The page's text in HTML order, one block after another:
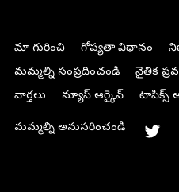
మా గురించి గోప్యతా విధానం
మమ్మల్ని సంప్రదించండి
నైతిక
వార్తలు
న్యూస్ ఆర్కైవ్ టాపిక్స్
మమ్మల్ని అనుసరించండి